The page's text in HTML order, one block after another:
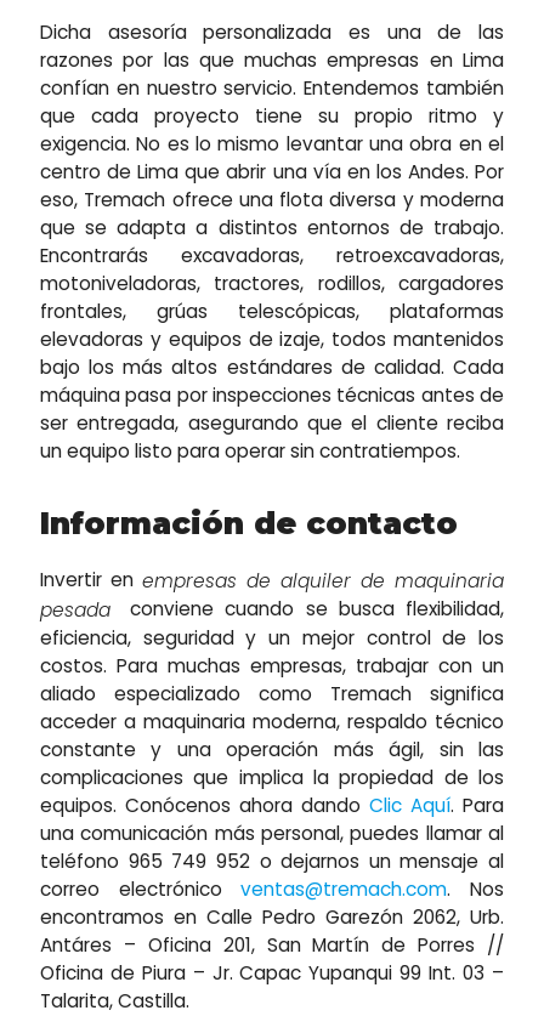
Dicha asesoría personalizada es una de las
razones por las que muchas empresas en Lima
confían en nuestro servicio. Entendemos también
que cada proyecto tiene su propio ritmo y
exigencia. No es lo mismo levantar una obra en el
centro de Lima que abrir una vía en los Andes. Por
eso, Tremach ofrece una flota diversa y moderna
que se adapta a distintos entornos de trabajo.
Encontrarás excavadoras, retroexcavadoras,
motoniveladoras, tractores, rodillos, cargadores
frontales, grúas telescópicas, plataformas
elevadoras y equipos de izaje, todos mantenidos
bajo los más altos estándares de calidad. Cada
máquina pasa por inspecciones técnicas antes de
ser entregada, asegurando que el cliente reciba
un equipo listo para operar sin contratiempos.
Información de contacto
Invertir en empresas de alquiler de maquinaria
pesada
conviene cuando se busca flexibilidad,
eficiencia, seguridad y un mejor control de los
costos. Para muchas empresas, trabajar con un
aliado especializado como Tremach significa
acceder a maquinaria moderna, respaldo técnico
constante y una operación más ágil, sin las
complicaciones que implica la propiedad de los
equipos. Conócenos ahora dandoClic Aquí. Para
una comunicación más personal, puedes llamar al
teléfono 965 749 952 o dejarnos un mensaje al
correo electrónicoventas@tremach.com. Nos
encontramos en Calle Pedro Garezón 2062, Urb.
Antáres – Oficina 201, San Martín de Porres //
Oficina de Piura – Jr. Capac Yupanqui 99 Int. 03 –
Talarita, Castilla.